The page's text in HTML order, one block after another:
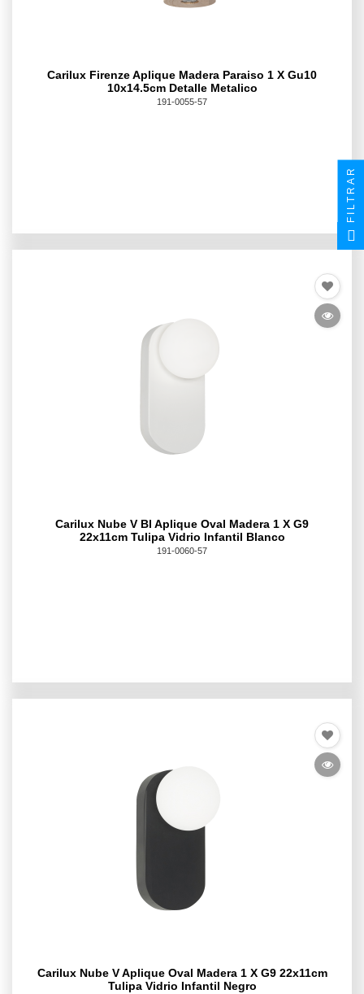
Carilux Firenze Aplique Madera Paraiso 1 X Gu10
10x14.5cm Detalle Metalico
191-0055-57
Carilux Nube V Bl Aplique Oval Madera 1 X G9
22x11cm Tulipa Vidrio Infantil Blanco
191-0060-57
Carilux Nube V Aplique Oval Madera 1 X G9 22x11cm
Tulipa Vidrio Infantil Negro
FILTRAR